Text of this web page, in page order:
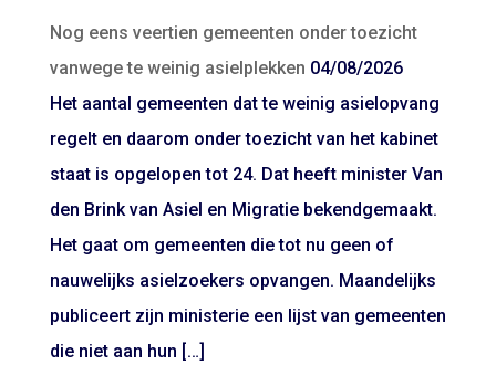
Nog eens veertien gemeenten onder toezicht
vanwege te weinig asielplekken 04/08/2026
Het aantal gemeenten dat te weinig asielopvang
regelt en daarom onder toezicht van het kabinet
staat is opgelopen tot 24. Dat heeft minister Van
den Brink van Asiel en Migratie bekendgemaakt.
Het gaat om gemeenten die tot nu geen of
nauwelijks asielzoekers opvangen. Maandelijks
publiceert zijn ministerie een lijst van gemeenten
die niet aan hun […]